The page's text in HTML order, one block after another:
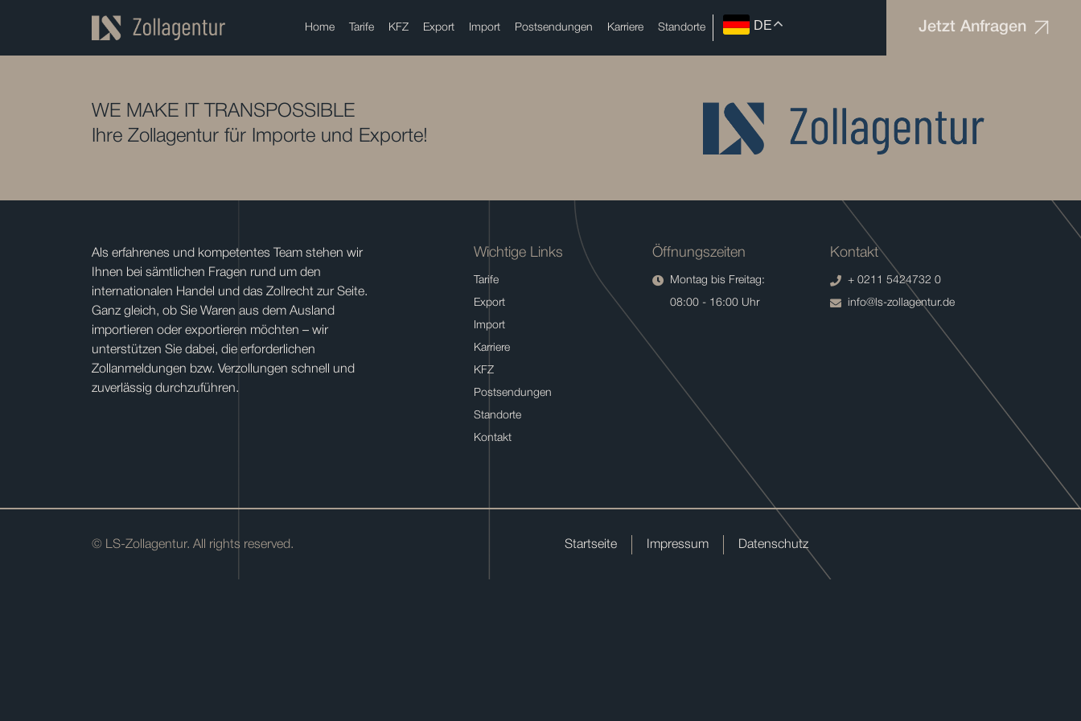
Home Tarife KFZ Export Import Postsendungen Karriere Standorte DE Jetzt Anfragen
WE MAKE IT TRANSPOSSIBLE
Ihre Zollagentur für Importe und Exporte!
Als erfahrenes und kompetentes Team stehen wir
Ihnen bei sämtlichen Fragen rund um den
internationalen Handel und das Zollrecht zur Seite.
Ganz gleich, ob Sie Waren aus dem Ausland
importieren oder exportieren möchten – wir
unterstützen Sie dabei, die erforderlichen
Zollanmeldungen bzw. Verzollungen schnell und
zuverlässig durchzuführen.
Wichtige Links
Tarife
Export
Import
Karriere
KFZ
Postsendungen
Standorte
Kontakt
Öffnungszeiten
Montag bis Freitag:
08:00 - 16:00 Uhr
Kontakt
+ 0211 5424732 0
info@ls-zollagentur.de
© LS-Zollagentur. All rights reserved. Startseite Impressum Datenschutz